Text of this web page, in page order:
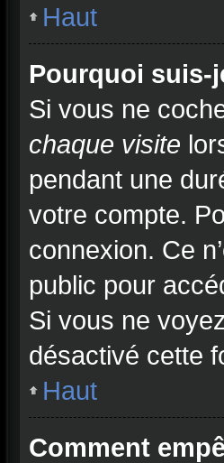
Haut
Pourquoi suis-
Si vous ne
chaque visite
pendant une
votre compte.
connexion. Ce
public pour
Si vous ne
désactivé cette
Haut
Comment